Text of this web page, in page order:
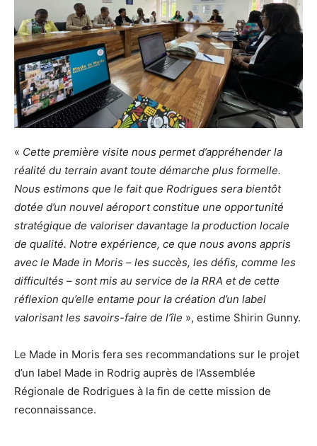
« Cette première visite nous permet d’appréhender la
réalité du terrain avant toute démarche plus formelle.
Nous estimons que le fait que Rodrigues sera bientôt
dotée d’un nouvel aéroport constitue une opportunité
stratégique de valoriser davantage la production locale
de qualité. Notre expérience, ce que nous avons appris
avec le Made in Moris – les succès, les défis, comme les
difficultés – sont mis au service de la RRA et de cette
réflexion qu’elle entame pour la création d’un label
valorisant les savoirs-faire de l’île », estime Shirin Gunny.
Le Made in Moris fera ses recommandations sur le projet
d’un label Made in Rodrig auprès de l’Assemblée
Régionale de Rodrigues à la fin de cette mission de
reconnaissance.